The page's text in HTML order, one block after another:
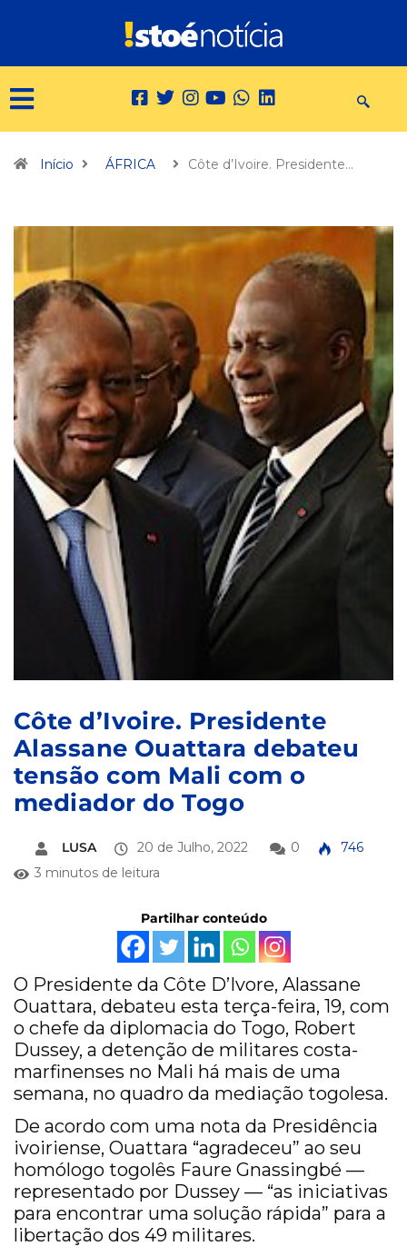
Início ÁFRICA Côte d’Ivoire. Presidente…
Côte d’Ivoire. Presidente
Alassane Ouattara debateu
tensão com Mali com o
mediador do Togo
LUSA 20 de Julho, 2022 0
746
3 minutos de leitura
Partilhar conteúdo
O Presidente da Côte D’Ivore, Alassane
Ouattara, debateu esta terça-feira, 19, com
o chefe da diplomacia do Togo, Robert
Dussey, a detenção de militares costa-
marfinenses no Mali há mais de uma
semana, no quadro da mediação togolesa.
De acordo com uma nota da Presidência
ivoiriense, Ouattara “agradeceu” ao seu
homólogo togolês Faure Gnassingbé —
representado por Dussey — “as iniciativas
para encontrar uma solução rápida” para a
libertação dos 49 militares.